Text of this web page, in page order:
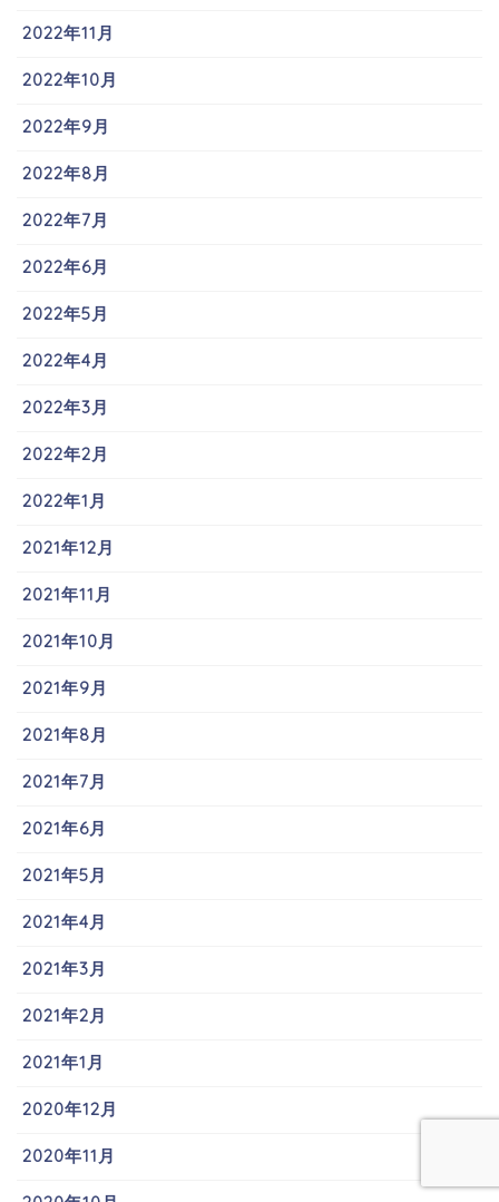
2022年11月
2022年10月
2022年9月
2022年8月
2022年7月
2022年6月
2022年5月
2022年4月
2022年3月
2022年2月
2022年1月
2021年12月
2021年11月
2021年10月
2021年9月
2021年8月
2021年7月
2021年6月
2021年5月
2021年4月
2021年3月
2021年2月
2021年1月
2020年12月
2020年11月